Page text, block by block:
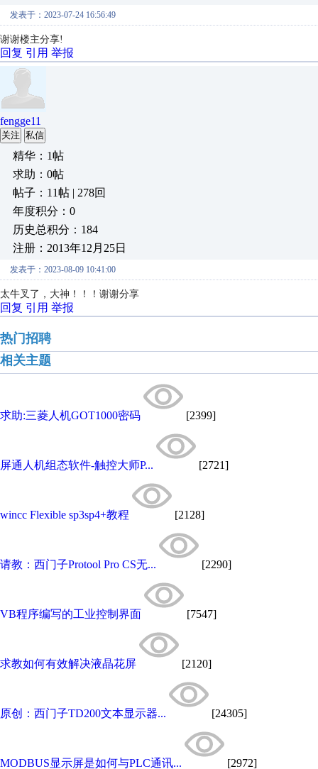
发表于：2023-07-24 16:56:49
谢谢楼主分享!
回复 引用 举报
fengge11
关注 私信
精华：1帖
求助：0帖
帖子：11帖 | 278回
年度积分：0
历史总积分：184
注册：2013年12月25日
发表于：2023-08-09 10:41:00
太牛叉了，大神！！！谢谢分享
回复 引用 举报
热门招聘
相关主题
求助:三菱人机GOT1000密码 [2399]
屏通人机组态软件-触控大师P... [2721]
wincc Flexible sp3sp4+教程 [2128]
请教：西门子Protool Pro CS无... [2290]
VB程序编写的工业控制界面 [7547]
求教如何有效解决液晶花屏 [2120]
原创：西门子TD200文本显示器... [24305]
MODBUS显示屏是如何与PLC通讯... [2972]